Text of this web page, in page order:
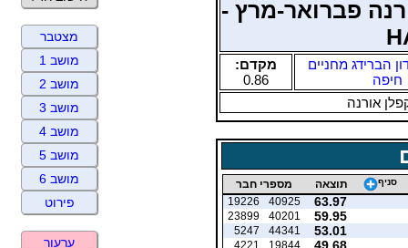
פברואר-מרץ -
הברידג מחניים
חיפה
מקדם:
0.86
אורנה
סניף תוצאה מספרי חבר
63.97
40925
19226
59.95
40201
23899
53.01
44341
5247
49.68
19844
4221
מצטבר
מושב 1
מושב 2
מושב 3
מושב 4
מושב 5
מושב 6
פירוט
ערעור